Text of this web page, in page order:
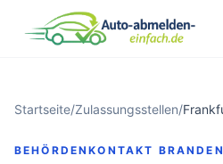
Startseite/Zulassungsstellen/
BEHÖRDENKONTAKT